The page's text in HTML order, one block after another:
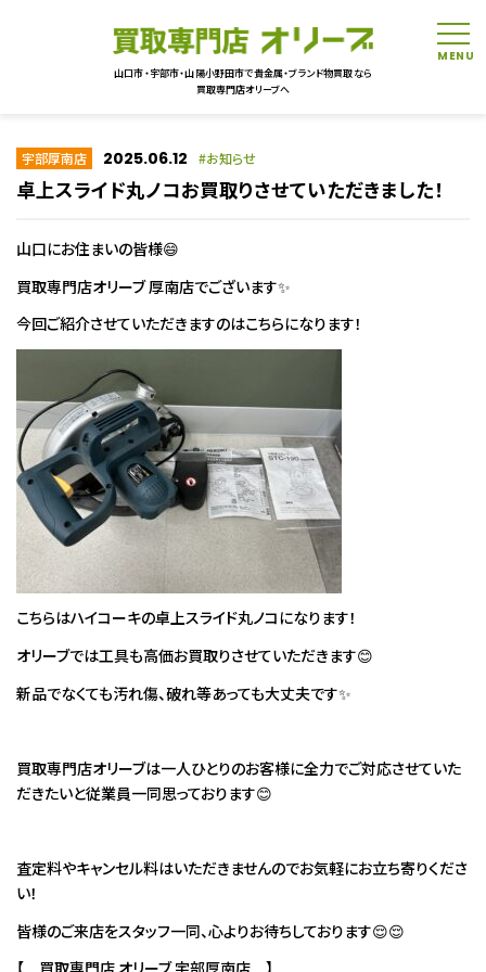
山口市・宇部市・山陽小野田市で貴金属・ブランド物買取なら
買取専門店オリーブへ
宇部厚南店 2025.06.12 お知らせ
卓上スライド丸ノコお買取りさせていただきました！
山口にお住まいの皆様😄
買取専門店オリーブ 厚南店でございます✨
今回ご紹介させていただきますのはこちらになります！
こちらはハイコーキの卓上スライド丸ノコになります！
オリーブでは工具も高価お買取りさせていただきます😊
新品でなくても汚れ傷、破れ等あっても大丈夫です✨
買取専門店オリーブは一人ひとりのお客様に全力でご対応させていた
だきたいと従業員一同思っております😊
査定料やキャンセル料はいただきませんのでお気軽にお立ち寄りくださ
い！
皆様のご来店をスタッフ一同、心よりお待ちしております😌😌